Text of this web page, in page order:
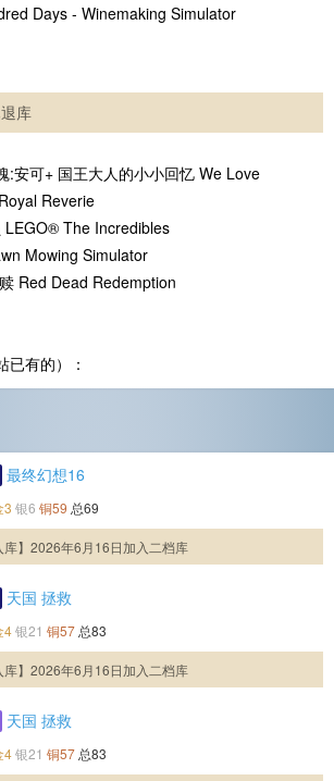
Days - Winemaking Simulator
库
:安可+ 国王大人的小小回忆 We Love
Reverie
LEGO® The Incredibles
Mowing Simulator
Red Dead Redemption
已有的）：
最终幻想16
3 银6 铜59 总69
库】2026年6月16日加入二档库
天国 拯救
4银21 铜57 总83
库】2026年6月16日加入二档库
天国 拯救
4银21 铜57 总83